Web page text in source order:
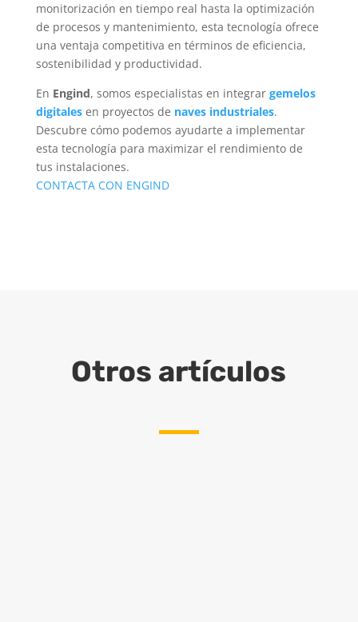
monitorización en tiempo real hasta la optimización
de procesos y mantenimiento, esta tecnología ofrece
una ventaja competitiva en términos de eficiencia,
sostenibilidad y productividad.
En Engind, somos especialistas en integrar gemelos
digitalesen proyectos de naves industriales.
Descubre cómo podemos ayudarte a implementar
esta tecnología para maximizar el rendimiento de
tus instalaciones.
CONTACTA CON ENGIND
Otros artículos